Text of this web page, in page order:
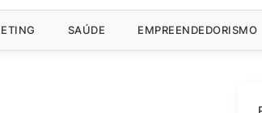
SAÚDE EMPREENDEDORISMO